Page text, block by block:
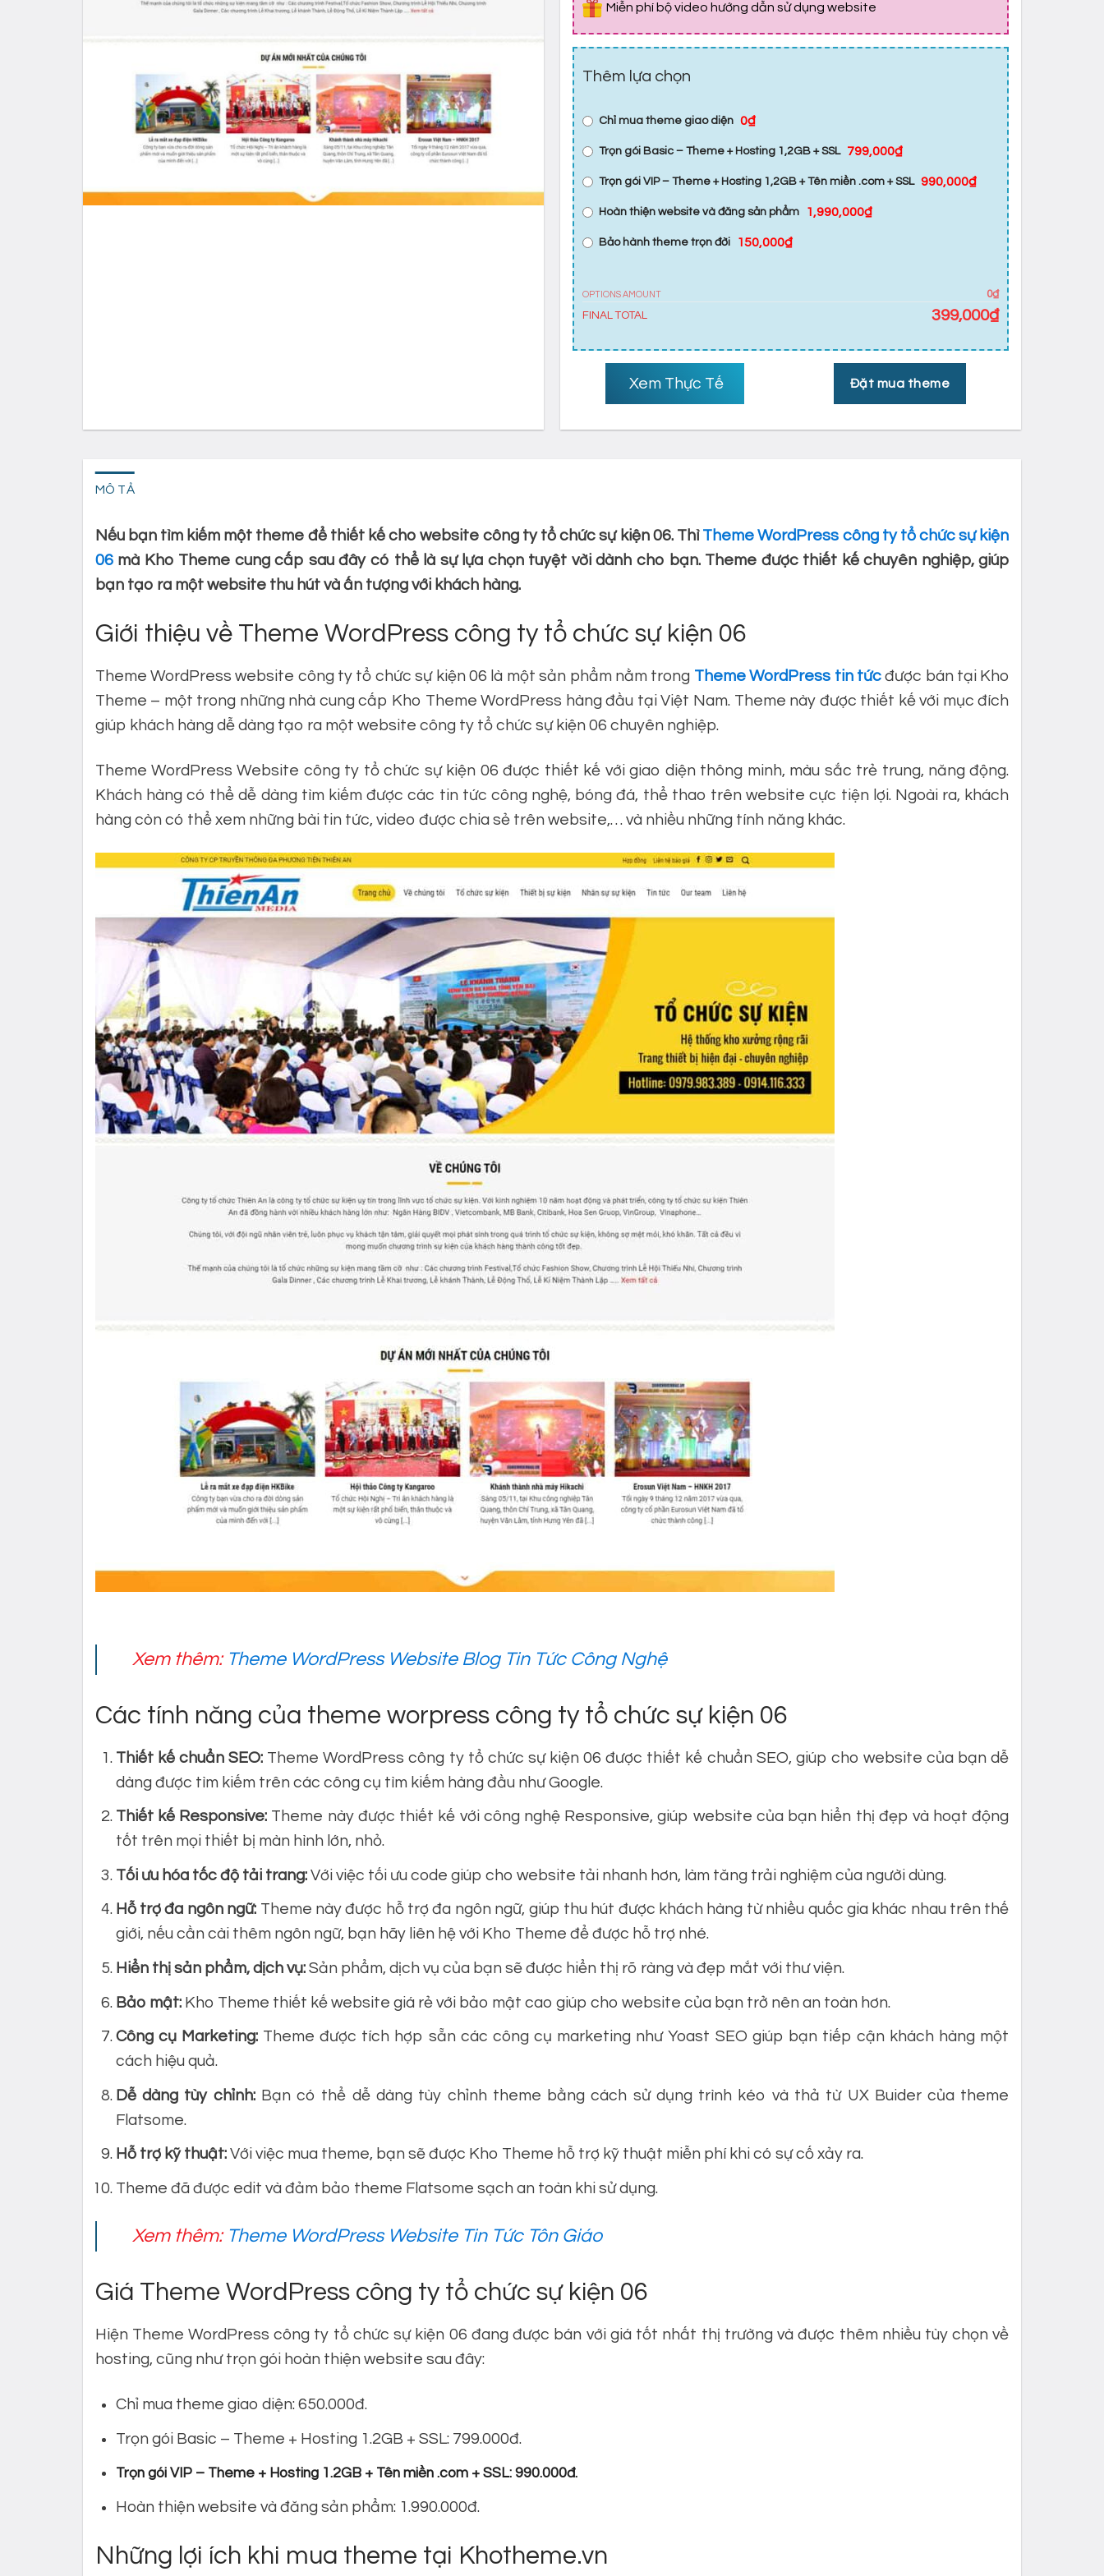
Miễn phí bộ video hướng dẫn sử dụng website
Thêm lựa chọn
Chỉ mua theme giao diện 0₫
Trọn gói Basic – Theme + Hosting 1,2GB + SSL 799,000₫
Trọn gói VIP – Theme + Hosting 1,2GB + Tên miền .com + SSL 990,000₫
Hoàn thiện website và đăng sản phẩm 1,990,000₫
Bảo hành theme trọn đời 150,000₫
OPTIONS AMOUNT
0₫
FINAL TOTAL
399,000₫
Đặt mua theme
Xem Thực Tế
MÔ TẢ
Nếu bạn tìm kiếm một theme để thiết kế cho website công ty tổ chức sự kiện 06. Thì Theme WordPress công ty tổ chức sự kiện
06mà Kho Theme cung cấp sau đây có thể là sự lựa chọn tuyệt vời dành cho bạn. Theme được thiết kế chuyên nghiệp, giúp
bạn tạo ra một website thu hút và ấn tượng với khách hàng.
Giới thiệu về Theme WordPress công ty tổ chức sự kiện 06
Theme WordPress website công ty tổ chức sự kiện 06 là một sản phẩm nằm trong Theme WordPress tin tức được bán tại Kho
Theme – một trong những nhà cung cấp Kho Theme WordPress hàng đầu tại Việt Nam. Theme này được thiết kế với mục đích
giúp khách hàng dễ dàng tạo ra một website công ty tổ chức sự kiện 06 chuyên nghiệp.
Theme WordPress Website công ty tổ chức sự kiện 06 được thiết kế với giao diện thông minh, màu sắc trẻ trung, năng động.
Khách hàng có thể dễ dàng tìm kiếm được các tin tức công nghệ, bóng đá, thể thao trên website cực tiện lợi. Ngoài ra, khách
hàng còn có thể xem những bài tin tức, video được chia sẻ trên website,… và nhiều những tính năng khác.
Xem thêm: Theme WordPress Website Blog Tin Tức Công Nghệ
Các tính năng của theme worpress công ty tổ chức sự kiện 06
Thiết kế chuẩn SEO: Theme WordPress công ty tổ chức sự kiện 06 được thiết kế chuẩn SEO, giúp cho website của bạn dễ
dàng được tìm kiếm trên các công cụ tìm kiếm hàng đầu như Google.
Thiết kế Responsive: Theme này được thiết kế với công nghệ Responsive, giúp website của bạn hiển thị đẹp và hoạt động
tốt trên mọi thiết bị màn hình lớn, nhỏ.
Tối ưu hóa tốc độ tải trang:Với việc tối ưu code giúp cho website tải nhanh hơn, làm tăng trải nghiệm của người dùng.
Hỗ trợ đa ngôn ngữ: Theme này được hỗ trợ đa ngôn ngữ, giúp thu hút được khách hàng từ nhiều quốc gia khác nhau trên thế
giới, nếu cần cài thêm ngôn ngữ, bạn hãy liên hệ với Kho Theme để được hỗ trợ nhé.
Hiển thị sản phẩm, dịch vụ:Sản phẩm, dịch vụ của bạn sẽ được hiển thị rõ ràng và đẹp mắt với thư viện.
Bảo mật: Kho Theme thiết kế website giá rẻ với bảo mật cao giúp cho website của bạn trở nên an toàn hơn.
Công cụ Marketing:Theme được tích hợp sẵn các công cụ marketing như Yoast SEO giúp bạn tiếp cận khách hàng một
cách hiệu quả.
Dễ dàng tùy chỉnh:Bạn có thể dễ dàng tùy chỉnh theme bằng cách sử dụng trình kéo và thả từ UX Buider của theme
Flatsome.
Hỗ trợ kỹ thuật:Với việc mua theme, bạn sẽ được Kho Theme hỗ trợ kỹ thuật miễn phí khi có sự cố xảy ra.
Theme đã được edit và đảm bảo theme Flatsome sạch an toàn khi sử dụng.
Xem thêm: Theme WordPress Website Tin Tức Tôn Giáo
Giá Theme WordPress công ty tổ chức sự kiện 06
Hiện Theme WordPress công ty tổ chức sự kiện 06 đang được bán với giá tốt nhất thị trường và được thêm nhiều tùy chọn về
hosting, cũng như trọn gói hoàn thiện website sau đây:
Chỉ mua theme giao diện: 650.000đ.
Trọn gói Basic – Theme + Hosting 1.2GB + SSL: 799.000đ.
Trọn gói VIP – Theme + Hosting 1.2GB + Tên miền .com + SSL: 990.000đ.
Hoàn thiện website và đăng sản phẩm: 1.990.000đ.
Những lợi ích khi mua theme tại Khotheme.vn